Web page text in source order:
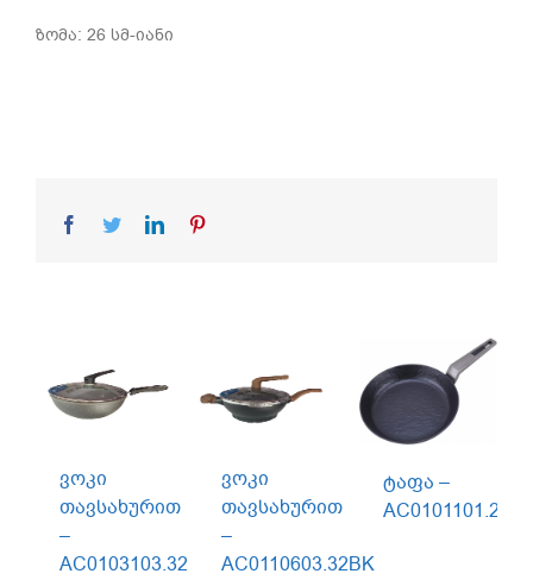
ზომა: 26 სმ-იანი
Facebook
TwitterLinkedIn
ვოკი
თავსახურით
–
AC0103103.32
ვოკი
თავსახურით
–
AC0110603.32BK
ტაფა –